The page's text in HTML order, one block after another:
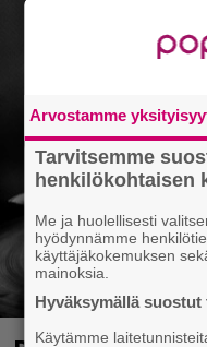
Arvostamme
Tarvitsemme
henkilökohtaisen
Me ja huolellisesti
hyödynnämme
käyttäjäkokemuksen
mainoksia.
Hyväksymällä
Käytämme